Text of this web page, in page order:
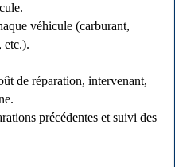
véhicule (carburant,
etc.).
de réparation, intervenant,
précédentes et suivi des